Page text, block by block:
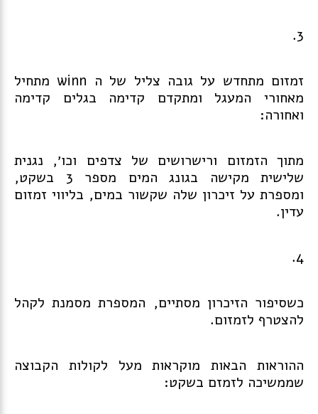
3.
זמזום מתחדש על גובה צליל של ה winn מתחיל
מאחורי המעגל ומתקדם קדימה בגלים קדימה
ואחורה:
מתוך הזמזום ורישרושים של צדפים וכו׳, נגנית
שלישית מקישה בגונג המים מספר 3 בשקט,
ומספרת על זיכרון שלה שקשור במים, בליווי זמזום
עדין.
4.
כשסיפור הזיכרון מסתיים, המספרת מסמנת לקהל
להצטרף לזמזום.
ההוראות הבאות מוקראות מעל לקולות הקבוצה
שממשיכה לזמזם בשקט: